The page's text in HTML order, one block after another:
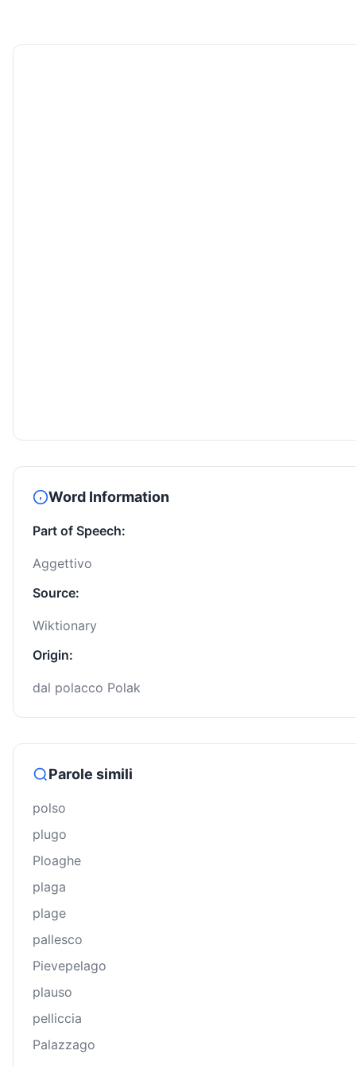
Word Information
Part of Speech:
Aggettivo
Source:
Wiktionary
Origin:
dal polacco Polak
Parole simili
polso
plugo
Ploaghe
plaga
plage
pallesco
Pievepelago
plauso
pelliccia
Palazzago